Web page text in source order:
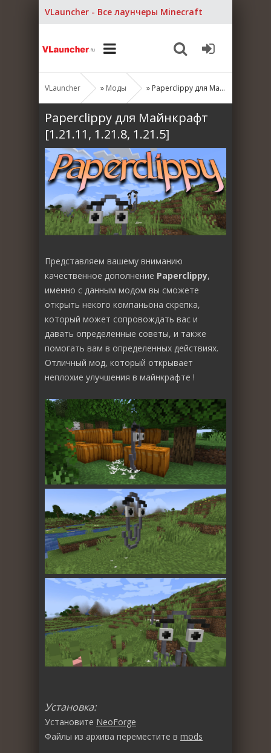
VLauncher - Все лаунчеры Minecraft
VLauncher » Моды » Paperclippy для Майнкрафт [1.21.11, 1.21.8, 1.21.5]
Paperclippy для Майнкрафт
[1.21.11, 1.21.8, 1.21.5]
Представляем вашему вниманию
качественное дополнение Paperclippy,
именно с данным модом вы сможете
открыть некого компаньона скрепка,
который может сопровождать вас и
давать определенные советы, и также
помогать вам в определенных действиях.
Отличный мод, который открывает
неплохие улучшения в майнкрафте !
Установка:
Установите NeoForge
Файлы из архива переместите в mods